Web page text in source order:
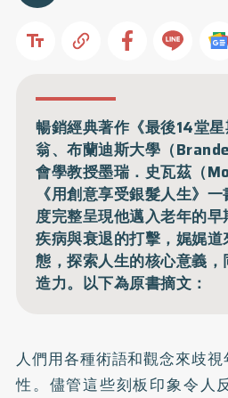
暢銷經典著作《最後14堂
翁、布蘭迪斯大學（
會學教授墨瑞．史瓦茲（
《用創意享受銀髮人生》
度完整呈現他邁入老年的
疾病與衰退的打擊，娓娓
態，探索人生的核心意義
造力。以下為原書摘文：
人們用各種術語和觀念來歧
性。儘管這些刻板印象令人